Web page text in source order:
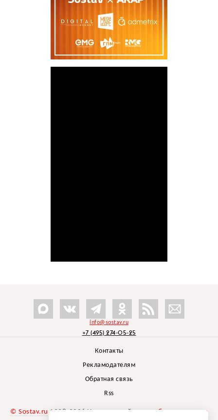
info@sostav.ru
+7 (495) 274-05-25
Контакты
Рекламодателям
Обратная связь
Rss
© Sostav.ru 1998-2026 Независимый проектбрендингового